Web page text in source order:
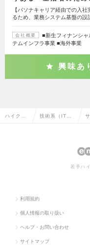
【パソナキャリア経由での入
るため、業務システム基盤の設
会社概要
■新生フィナンシ
テムインフラ事業 ■海外事業
興味あ
ハイクラ 技術系（IT・
ア
若手ハ
利用規約
個人情報の取り扱い
ヘルプ・お問い合わせ
サイトマップ